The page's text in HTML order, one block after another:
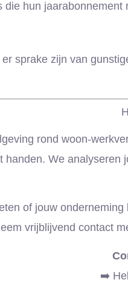
die hun
sprake zijn van
rond woon-
handen. We
of jouw
vrijblijvend contact
➡️